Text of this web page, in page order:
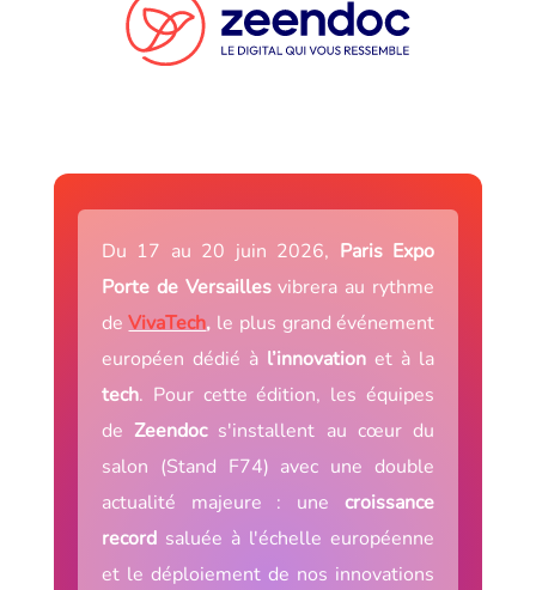
Du 17 au 20 juin 2026, Paris Expo
Porte de Versaillesvibrera au rythme
deVivaTech, le plus grand événement
européen dédié à l’innovation et à la
tech. Pour cette édition, les équipes
de Zeendocs'installent au cœur du
salon (Stand F74) avec une double
actualité majeure : unecroissance
recordsaluée à l'échelle européenne
et le déploiement de nos innovations